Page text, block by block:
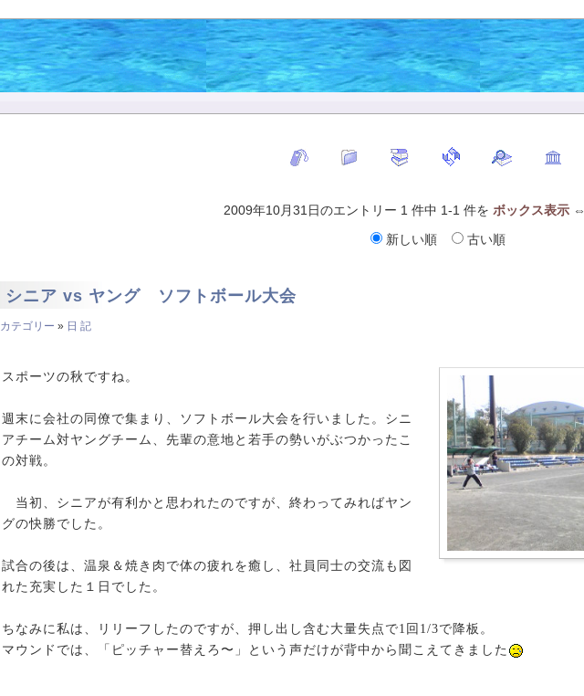
2009年10月31日のエントリー 1 件中 1-1 件を ボックス表示⇔
新しい順
古い順
シニア vs ヤング ソフトボール大会
カテゴリー » 日 記
スポーツの秋ですね。
週末に会社の同僚で集まり、ソフトボール大会を行いました。シニ
アチーム対ヤングチーム、先輩の意地と若手の勢いがぶつかったこ
の対戦。
当初、シニアが有利かと思われたのですが、終わってみればヤン
グの快勝でした。
試合の後は、温泉＆焼き肉で体の疲れを癒し、社員同士の交流も図
れた充実した１日でした。
ちなみに私は、リリーフしたのですが、押し出し含む大量失点で1回1/3で降板。
マウンドでは、「ピッチャー替えろ〜」という声だけが背中から聞こえてきました